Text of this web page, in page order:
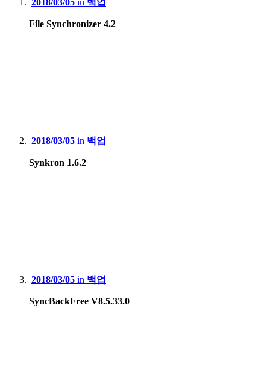
2018/03/05 in 백업
File Synchronizer 4.2
2018/03/05 in 백업
Synkron 1.6.2
2018/03/05 in 백업
SyncBackFree V8.5.33.0